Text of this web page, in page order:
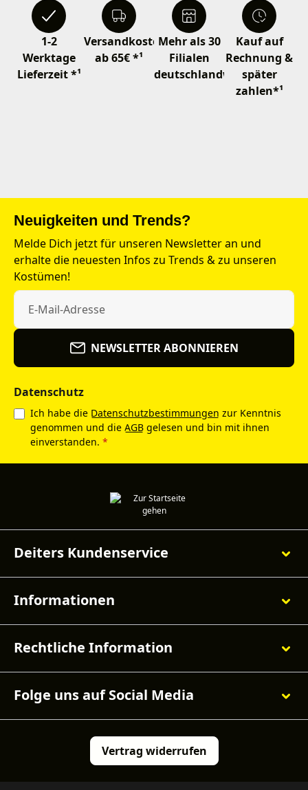
1-2
Werktage
Lieferzeit *¹
Versandkostenfrei
ab 65€ *¹
Mehr als 30
Filialen
deutschlandweit
Kauf auf
Rechnung &
später
zahlen*¹
Neuigkeiten und Trends?
Melde Dich jetzt für unseren Newsletter an und
erhalte die neuesten Infos zu Trends & zu unseren
Kostümen!
NEWSLETTER ABONNIEREN
Datenschutz
Ich habe die Datenschutzbestimmungen zur Kenntnis
genommen und die AGB gelesen und bin mit ihnen
einverstanden. *
Deiters Kundenservice
Informationen
Rechtliche Information
Folge uns auf Social Media
Vertrag widerrufen